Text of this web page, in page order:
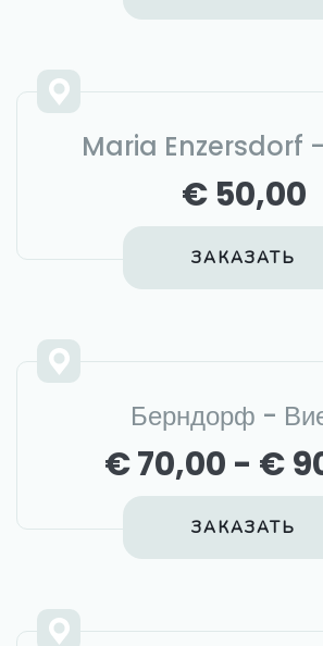
Maria Enzersdorf
€ 50,00
ЗАКАЗАТЬ
Берндорф -
€ 70,00 - €
ЗАКАЗАТЬ